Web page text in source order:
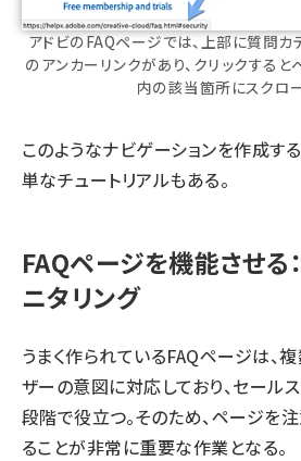
アドビのFAQページでは、上部に質問カ
のアンカーリンクがあり、クリックすると
内の該当箇所にスクロ
このようなナビゲーションを作成す
単なチュートリアルもある。
FAQページを機能させる
ニタリング
うまく作られているFAQページは、
ザーの意図に対応しており、セール
段階で役立つ。そのため、ページを
ることが非常に重要な作業となる。